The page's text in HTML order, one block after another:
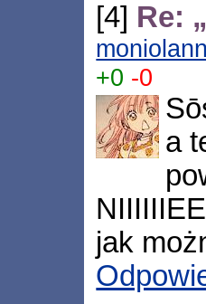
[4] Re:
+0 -0
a
jak